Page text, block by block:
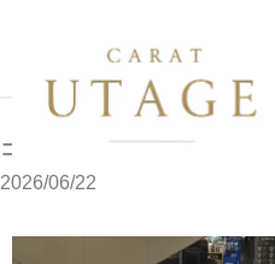
ホーム 写メブログ ココです
ココです
2026/06/22